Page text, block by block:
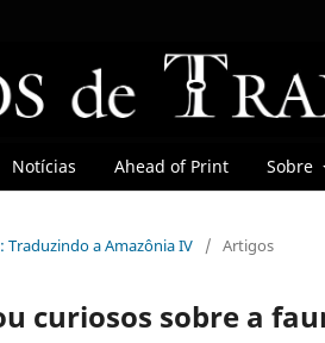
Notícias Ahead of Print Sobre
Traduzindo a Amazônia IV / Artigos
curiosos sobre a